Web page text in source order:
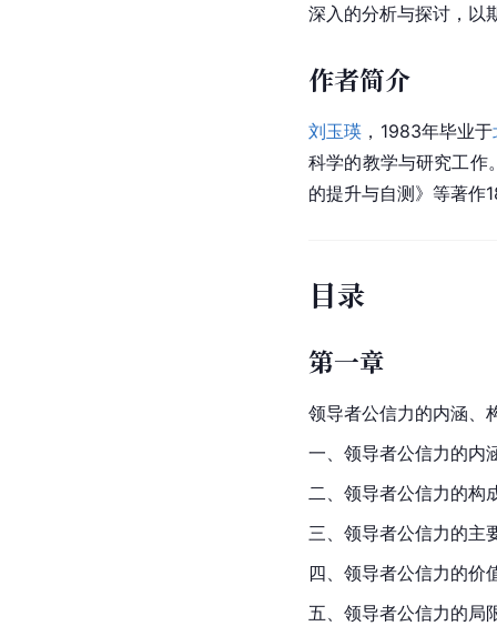
深入的分析与探讨，以
作者简介
刘玉瑛 ，1983年毕业于
科学的教学与研究工作
的提升与自测》等著作
目录
第一章
领导者公信力的内涵、
一、领导者公信力的内
二、领导者公信力的构
三、领导者公信力的主
四、领导者公信力的价
五、领导者公信力的局